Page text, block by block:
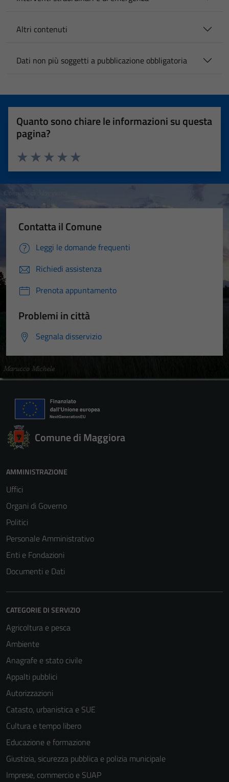
Altri contenuti
Dati non più soggetti a pubblicazione obbligatoria
Quanto sono chiare le informazioni su questa
pagina?
Valuta 5 stelle su 5
Valuta 4 stelle su 5
Valuta 3 stelle su 5
Valuta 2 stelle su 5
Valuta 1 stelle su 5
Contatta il Comune
Leggi le domande frequenti
Richiedi assistenza
Prenota appuntamento
Problemi in città
Segnala disservizio
Comune di Maggiora
AMMINISTRAZIONE
Uffici
Organi di Governo
Politici
Personale Amministrativo
Enti e Fondazioni
Documenti e Dati
CATEGORIE DI SERVIZIO
Agricoltura e pesca
Ambiente
Anagrafe e stato civile
Appalti pubblici
Autorizzazioni
Catasto, urbanistica e SUE
Cultura e tempo libero
Educazione e formazione
Giustizia, sicurezza pubblica e polizia municipale
Imprese, commercio e SUAP